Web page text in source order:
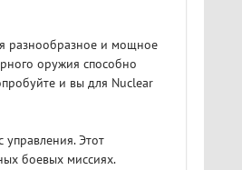
разнообразное и мощное
оружия способно
и вы для Nuclear
Этот
боевых миссиях.